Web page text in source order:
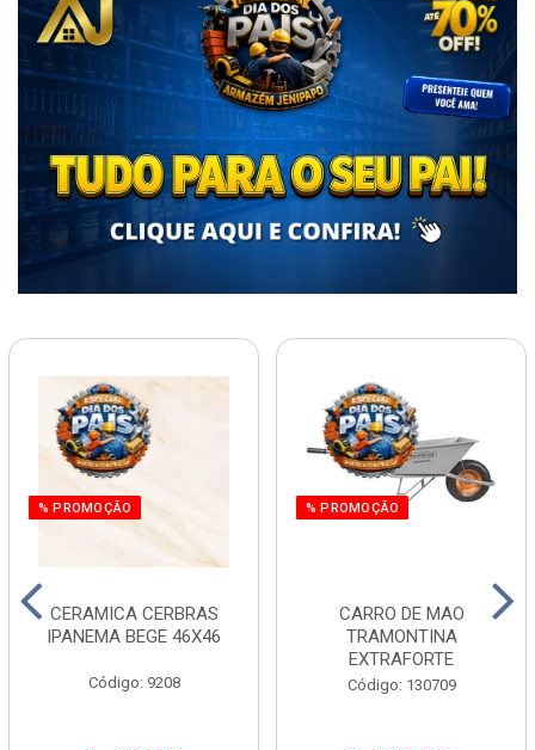
% PROMOÇÃO
CERAMICA CERBRAS
IPANEMA BEGE 46X46
Código: 9208
% PROMOÇÃO
CARRO DE MAO
TRAMONTINA
EXTRAFORTE
Código: 130709